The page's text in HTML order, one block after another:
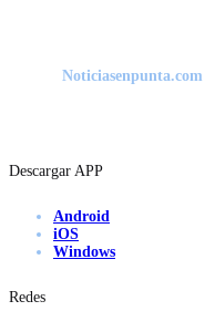
Noticiasenpunta.com
Descargar APP
Android
iOS
Windows
Redes